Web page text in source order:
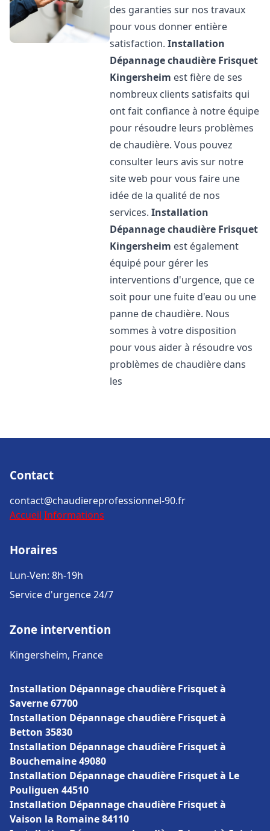
des garanties sur nos travaux
pour vous donner entière
satisfaction.Installation
Dépannage chaudière Frisquet
Kingersheim est fière de ses
nombreux clients satisfaits qui
ont fait confiance à notre équipe
pour résoudre leurs problèmes
de chaudière. Vous pouvez
consulter leurs avis sur notre
site web pour vous faire une
idée de la qualité de nos
services.Installation
Dépannage chaudière Frisquet
Kingersheim est également
équipé pour gérer les
interventions d'urgence, que ce
soit pour une fuite d'eau ou une
panne de chaudière. Nous
sommes à votre disposition
pour vous aider à résoudre vos
problèmes de chaudière dans
les
Contact
contact@chaudiereprofessionnel-90.fr
Accueil Informations
Horaires
Lun-Ven: 8h-19h
Service d'urgence 24/7
Zone intervention
Kingersheim, France
Installation Dépannage chaudière Frisquet à
Saverne 67700
Installation Dépannage chaudière Frisquet à
Betton 35830
Installation Dépannage chaudière Frisquet à
Bouchemaine 49080
Installation Dépannage chaudière Frisquet à Le
Pouliguen 44510
Installation Dépannage chaudière Frisquet à
Vaison la Romaine 84110